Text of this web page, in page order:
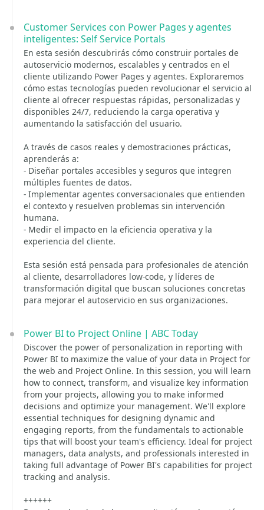
Customer Services con Power Pages y agentes
inteligentes: Self Service Portals
En esta sesión descubrirás cómo construir portales de
autoservicio modernos, escalables y centrados en el
cliente utilizando Power Pages y agentes. Exploraremos
cómo estas tecnologías pueden revolucionar el servicio al
cliente al ofrecer respuestas rápidas, personalizadas y
disponibles 24/7, reduciendo la carga operativa y
aumentando la satisfacción del usuario.
A través de casos reales y demostraciones prácticas,
aprenderás a:
- Diseñar portales accesibles y seguros que integren
múltiples fuentes de datos.
- Implementar agentes conversacionales que entienden
el contexto y resuelven problemas sin intervención
humana.
- Medir el impacto en la eficiencia operativa y la
experiencia del cliente.
Esta sesión está pensada para profesionales de atención
al cliente, desarrolladores low-code, y líderes de
transformación digital que buscan soluciones concretas
para mejorar el autoservicio en sus organizaciones.
Power BI to Project Online | ABC Today
Discover the power of personalization in reporting with
Power BI to maximize the value of your data in Project for
the web and Project Online. In this session, you will learn
how to connect, transform, and visualize key information
from your projects, allowing you to make informed
decisions and optimize your management. We'll explore
essential techniques for designing dynamic and
engaging reports, from the fundamentals to actionable
tips that will boost your team's efficiency. Ideal for project
managers, data analysts, and professionals interested in
taking full advantage of Power BI's capabilities for project
tracking and analysis.
++++++